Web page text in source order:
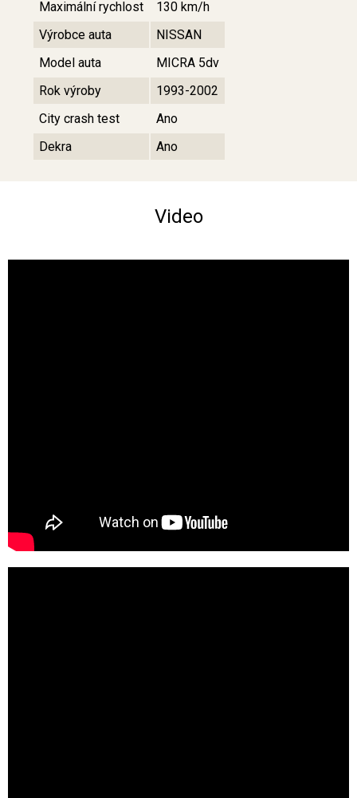
Maximální rychlost
130 km/h
Výrobce auta
NISSAN
Model auta
MICRA 5dv
Rok výroby
1993-2002
City crash test
Ano
Dekra
Ano
Video